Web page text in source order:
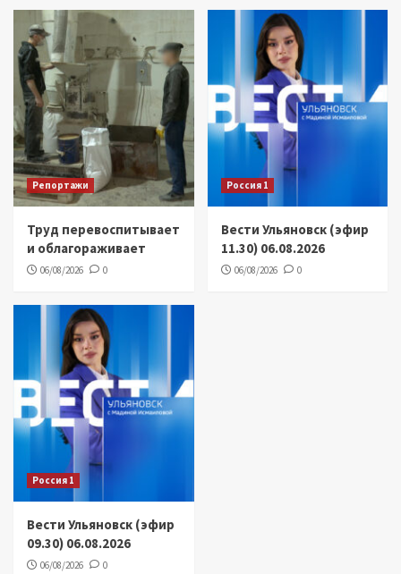
Репортажи
Труд перевоспитывает
и облагораживает
06/08/2026 0
Россия 1
Вести Ульяновск (эфир
11.30) 06.08.2026
06/08/2026 0
Россия 1
Вести Ульяновск (эфир
09.30) 06.08.2026
06/08/2026 0